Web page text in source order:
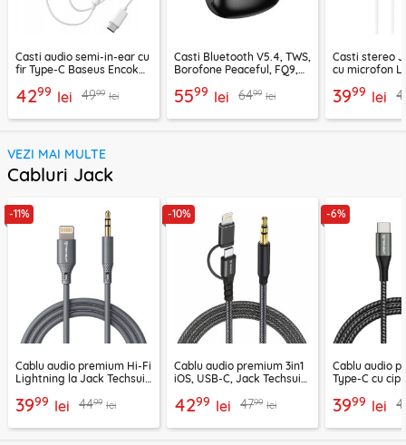
Casti audio semi-in-ear cu
fir Type-C Baseus Encok
4299 lei 4999 lei
Casti Bluetooth V5.4, TWS,
Borofone Peaceful, FQ9,
5599 lei 6499 lei
Casti stereo
cu microfon
3999 lei
VEZI MAI MULTE
Cabluri Jack
-11%
Cablu audio premium Hi-Fi
Lightning la Jack Techsuit
3999 lei 4499 lei
-10%
Cablu audio premium 3in1
iOS, USB-C, Jack Techsuit
4299 lei 4799 lei
-6%
Cablu audio
Type-C cu cip
1m
3999 lei